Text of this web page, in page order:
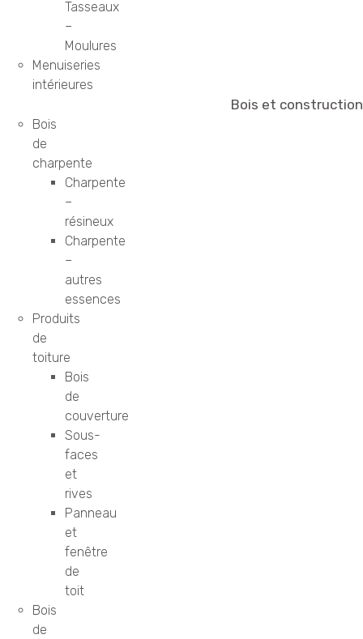
Tasseaux
–
Moulures
Menuiseries
intérieures
Bois et construction
Bois
de
charpente
Charpente
–
résineux
Charpente
–
autres
essences
Produits
de
toiture
Bois
de
couverture
Sous-
faces
et
rives
Panneau
et
fenêtre
de
toit
Bois
de